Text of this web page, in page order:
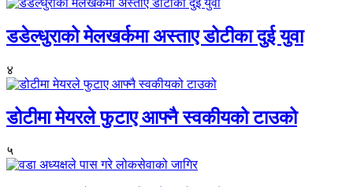
डडेल्धुराको मेलखर्कमा अस्ताए डोटीका दुई युवा
४
डोटीमा मेयरले फुटाए आफ्नै स्वकीयको टाउको
५